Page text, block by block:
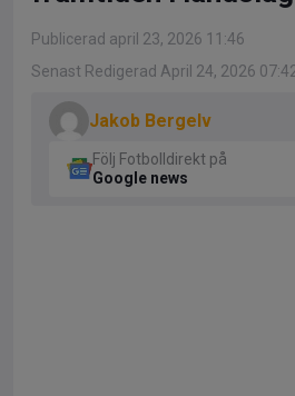
Publicerad april 23, 2026 11:46
Senast Redigerad April 24, 2026
Jakob Bergelv
Följ Fotbolldirekt på
Google news